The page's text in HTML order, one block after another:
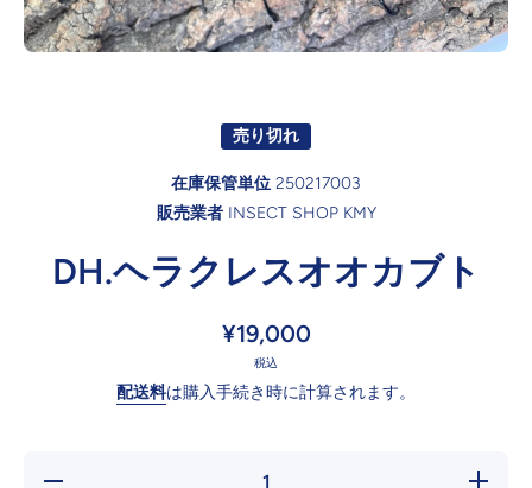
売り切れ
在庫保管単位 250217003
販売業者INSECT SHOP KMY
DH.ヘラクレスオオカブト
¥19,000
税込
配送料は購入手続き時に計算されます。
の数
の数